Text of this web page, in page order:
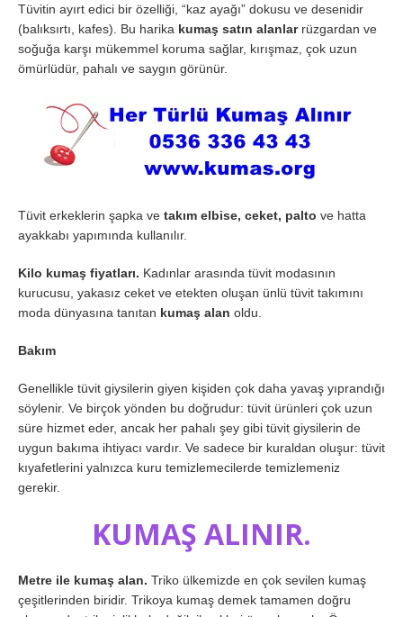
Tüvitin ayırt edici bir özelliği, “kaz ayağı” dokusu ve desenidir
(balıksırtı, kafes). Bu harika kumaş satın alanlarrüzgardan ve
soğuğa karşı mükemmel koruma sağlar, kırışmaz, çok uzun
ömürlüdür, pahalı ve saygın görünür.
Tüvit erkeklerin şapka ve takım elbise, ceket, palto ve hatta
ayakkabı yapımında kullanılır.
Kilo kumaş fiyatları. Kadınlar arasında tüvit modasının
kurucusu, yakasız ceket ve etekten oluşan ünlü tüvit takımını
moda dünyasına tanıtan kumaş alan oldu.
Bakım
Genellikle tüvit giysilerin giyen kişiden çok daha yavaş yıprandığı
söylenir. Ve birçok yönden bu doğrudur: tüvit ürünleri çok uzun
süre hizmet eder, ancak her pahalı şey gibi tüvit giysilerin de
uygun bakıma ihtiyacı vardır. Ve sadece bir kuraldan oluşur: tüvit
kıyafetlerini yalnızca kuru temizlemecilerde temizlemeniz
gerekir.
KUMAŞ ALINIR.
Metre ile kumaş alan. Triko ülkemizde en çok sevilen kumaş
çeşitlerinden biridir. Trikoya kumaş demek tamamen doğru